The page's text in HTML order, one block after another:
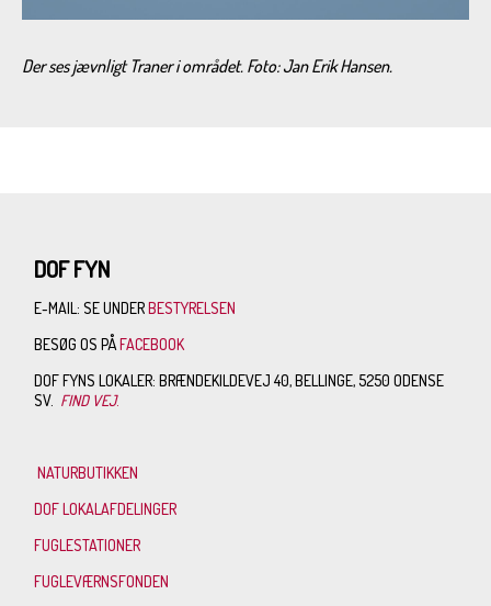
Der ses jævnligt Traner i området. Foto: Jan Erik Hansen.
DOF FYN
E-MAIL: SE UNDERBESTYRELSEN
BESØG OS PÅFACEBOOK
DOF FYNS LOKALER: BRÆNDEKILDEVEJ 40, BELLINGE, 5250 ODENSE
SV. FIND VEJ.
NATURBUTIKKEN
DOF LOKALAFDELINGER
FUGLESTATIONER
FUGLEVÆRNSFONDEN